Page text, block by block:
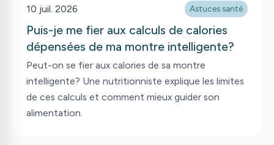
10 juil. 2026 Astuces santé
Puis-je me fier aux calculs de calories
dépensées de ma montre intelligente?
Peut-on se fier aux calories de sa montre
intelligente? Une nutritionniste explique les limites
de ces calculs et comment mieux guider son
alimentation.